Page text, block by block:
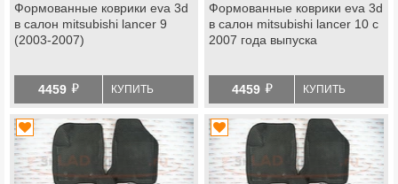
Формованные коврики eva 3d
в салон mitsubishi lancer 9
(2003-2007)
4459 й КУПИТЬ
Формованные коврики eva 3d
в салон mitsubishi lancer 10 с
2007 года выпуска
4459 й КУПИТЬ